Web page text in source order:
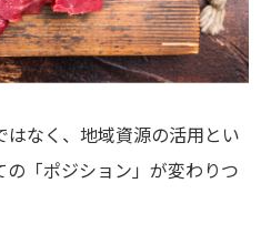
はなく、地域資源の活用とい
の「ポジション」が変わりつ